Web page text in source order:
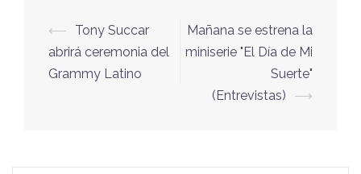
Navegación
de
entradas
⟵
Tony Succar
abrirá ceremonia del
Grammy Latino
Mañana se estrena la
miniserie "El Día de Mi
Suerte"
(Entrevistas)
⟶